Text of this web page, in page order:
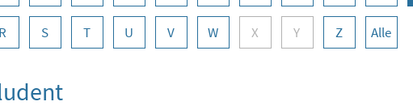
R S T U V W X Y Z Alle